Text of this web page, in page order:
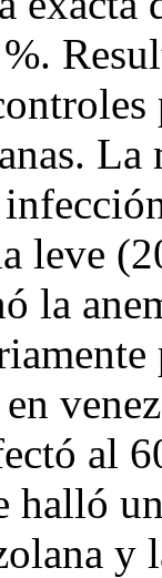
leve
la
al
halló